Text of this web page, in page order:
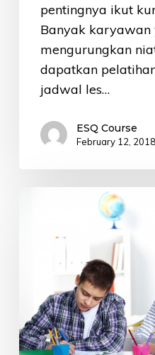
pentingnya ikut
Banyak karyawan
mengurungkan
dapatkan
jadwal les…
ESQ Course
February 12, 2018
Inggris,
Guru
Indonesia
Berprestasi